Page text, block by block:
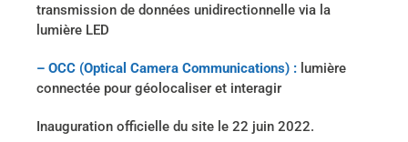
transmission de données unidirectionnelle via la
lumière LED
– OCC (Optical Camera Communications) : lumière
connectée pour géolocaliser et interagir
Inauguration officielle du site le 22 juin 2022.